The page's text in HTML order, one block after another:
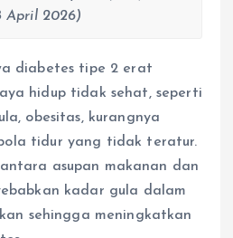
April 2026)
diabetes tipe 2 erat
hidup tidak sehat, seperti
obesitas, kurangnya
tidur yang tidak teratur.
asupan makanan dan
kadar gula dalam
sehingga meningkatkan